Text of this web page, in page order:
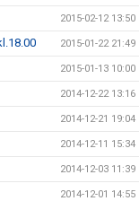
2015-02-12 13:50
2015-01-22 21:49
2015-01-13 10:00
2014-12-22 13:16
2014-12-21 19:04
2014-12-11 15:34
2014-12-03 11:39
2014-12-01 14:55